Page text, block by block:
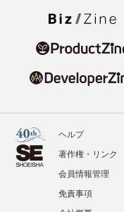
ヘルプ
著作権・リンク
会員情報管理
免責事項